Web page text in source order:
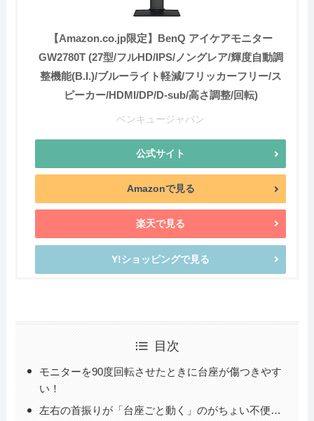
【Amazon.co.jp限定】BenQ アイケアモニター
GW2780T (27型/フルHD/IPS/ノングレア/輝度自動調
整機能(B.I.)/ブルーライト軽減/フリッカーフリー/ス
ピーカー/HDMI/DP/D-sub/高さ調整/回転)
ベンキュージャパン
公式サイト
Amazonで見る
楽天で見る
Y!ショッピングで見る
目次
モニターを90度回転させたときに台座が傷つきやす
い！
左右の首振りが「台座ごと動く」のがちょい不便…